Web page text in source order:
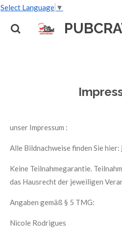
Select Language ▼
Zum
Hauptinhalt
unser Impressum :
Alle Bildnachweise finden Sie hier:
Keine Teilnahmegarantie.
das Hausrecht der jeweiligen
Angaben gemäß § 5 TMG:
Nicole Rodrigues